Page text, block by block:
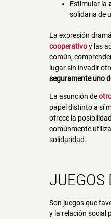
Estimular la
solidaria de
La expresión
cooperativoy las
común,
lugar sin invadir
seguramente uno
La asunción de
papel distinto a sí
ofrece la
comúnmente
solidaridad.
JUEGOS
Son juegos que
y la relación social